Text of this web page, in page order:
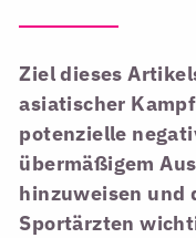
Ziel dieses
asiatischer
potenzielle
übermäßigem
hinzuweisen und
Sportärzten